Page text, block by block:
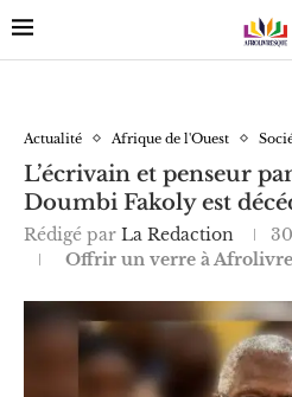
Actualité Afrique de l'Ouest
L’écrivain et penseur
Doumbi Fakoly est
Rédigé par La Redaction
Offrir un verre à